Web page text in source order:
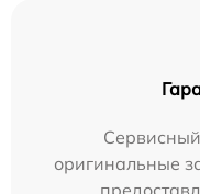
оригинальные